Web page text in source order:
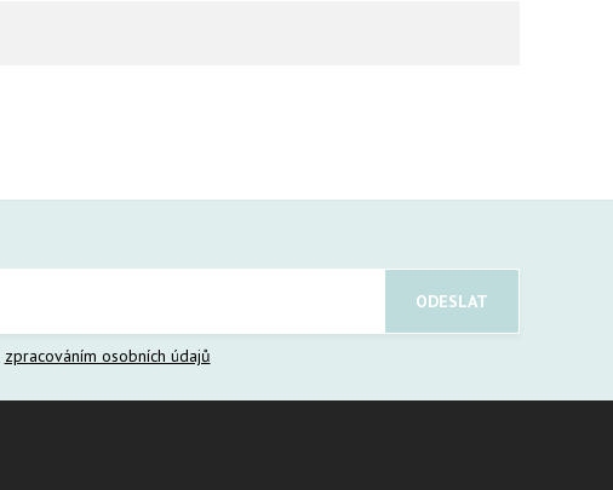
zpracováním osobních údajů